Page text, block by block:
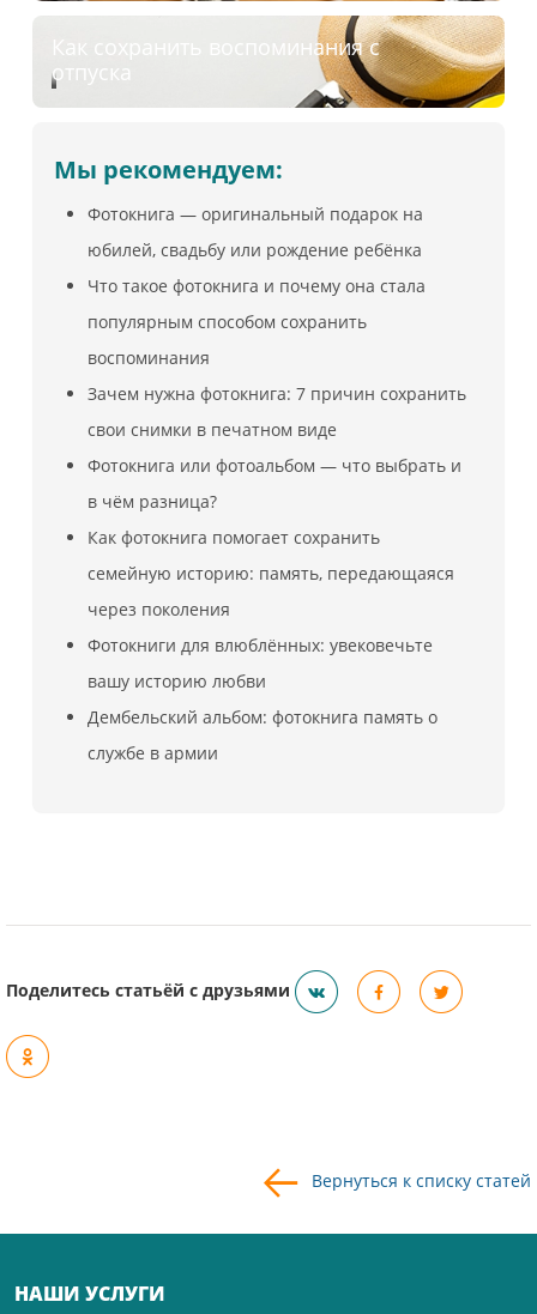
Как сохранить воспоминания с
отпуска
Мы рекомендуем:
Фотокнига — оригинальный подарок на
юбилей, свадьбу или рождение ребёнка
Что такое фотокнига и почему она стала
популярным способом сохранить
воспоминания
Зачем нужна фотокнига: 7 причин сохранить
свои снимки в печатном виде
Фотокнига или фотоальбом — что выбрать и
в чём разница?
Как фотокнига помогает сохранить
семейную историю: память, передающаяся
через поколения
Фотокниги для влюблённых: увековечьте
вашу историю любви
Дембельский альбом: фотокнига память о
службе в армии
Поделитесь статьёй с друзьями
Вернуться к списку статей
НАШИ УСЛУГИ